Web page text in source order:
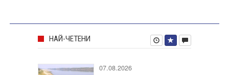
НАЙ-ЧЕТЕНИ
07.08.2026